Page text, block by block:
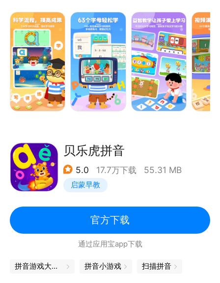
从【宝宝巴士拼音】掌握拼音拼读开始，到【宝宝巴士
汉字】识字认字，【宝宝巴士数学】锻炼思维逻辑，
【宝宝巴士英语】学习少儿英语，【宝宝巴士科学】探
索十万个为什么，【宝宝巴士阅读】养成阅读习惯，宝
宝巴士，陪伴孩子每一步成长。
根据幼小衔接的拼音学习内容，结合幼儿园拼音教学理
念，以丰富多彩的寓教于乐的游戏形式，引导孩子学习
拼音字母、声调，汉字拼读，拼音发音，拼音拼读，拼
音学与练，拼音认读，初级汉语拼音学习-零基础学拼
音入门，通过有趣的益智游戏巩固拼音学习内容。
同时提升儿童的拼音发音点读，儿童拼音启蒙，零基础
拼音速成，为学期汉语拼音基础，学前拼音教学，识字
【课程内容】：
包括：23个声母；24个韵母（单韵母、复韵母、前后
鼻音），字母书写，声调学习；16个整体认读音节；
57个汉语拼音字母点读，400多个汉字与词语的拼音
拼音益智小游戏。
【汉语拼音课程特色】：
1、轻松学习：融合了幼儿园拼音，幼小衔接，小学，
贝乐虎拼音
5.0 17.7万下载 55.31 MB
启蒙早教
官方下载
通过应用宝app下载
拼音游戏大闯关 拼音小游戏 扫描拼音